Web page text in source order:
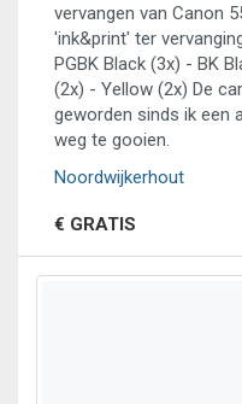
vervangen van Canon
'ink&print' ter
PGBK Black (3x) - BK
(2x) - Yellow (2x) De
geworden sinds ik een
weg te gooien.
Noordwijkerhout
€ GRATIS